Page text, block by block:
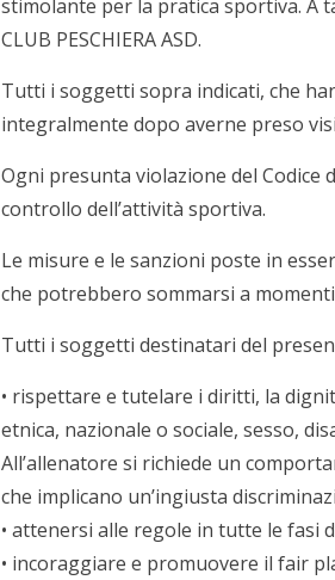
stimolante per la pratica sportiva. A
CLUB PESCHIERA ASD.
Tutti i soggetti sopra indicati, che
integralmente dopo averne preso
Ogni presunta violazione del Codice
controllo dell’attività sportiva.
Le misure e le sanzioni poste in
che potrebbero sommarsi a
Tutti i soggetti destinatari del
• rispettare e tutelare i diritti, la
etnica, nazionale o sociale, sesso,
All’allenatore si richiede un
che implicano un’ingiusta
• attenersi alle regole in tutte le fasi
• incoraggiare e promuovere il fair